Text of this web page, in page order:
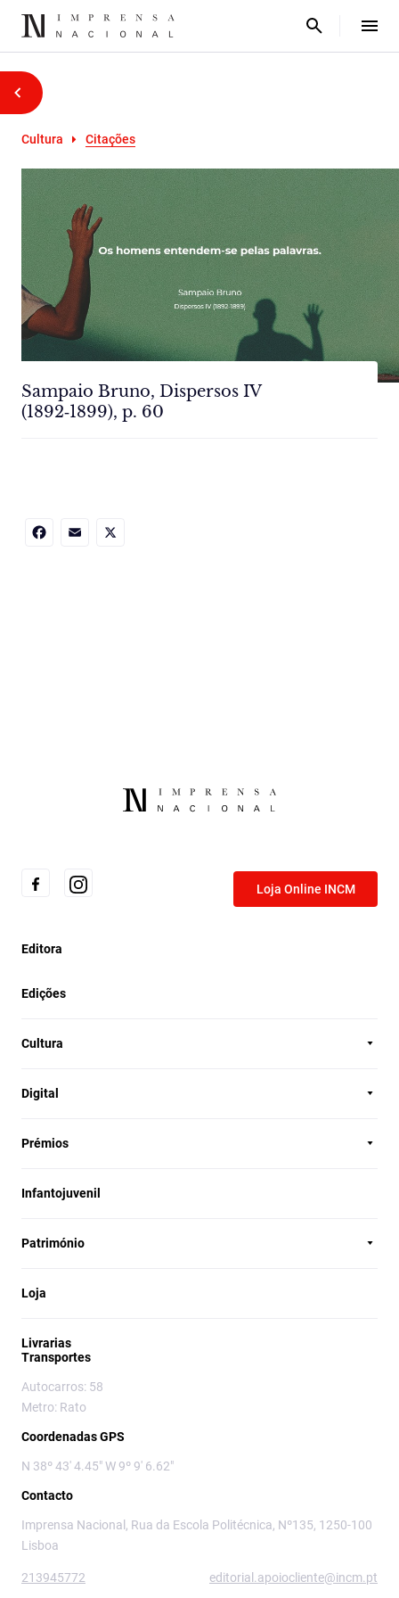
Cultura Citações
Sampaio Bruno, Dispersos IV
(1892‑1899), p. 60
Loja Online INCM
Editora
Edições
Cultura
Digital
Prémios
Infantojuvenil
Património
Loja
Livrarias
Transportes
Autocarros: 58
Metro: Rato
Coordenadas GPS
N 38º 43' 4.45" W 9º 9' 6.62"
Contacto
Imprensa Nacional, Rua da Escola Politécnica, Nº135, 1250-100
Lisboa
213945772 editorial.apoiocliente@incm.pt